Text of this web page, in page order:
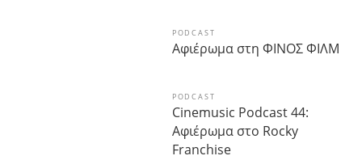
PODCAST
Αφιέρωμα στη ΦΙΝΟΣ ΦΙΛΜ
PODCAST
Cinemusic Podcast 44:
Αφιέρωμα στο Rocky
Franchise